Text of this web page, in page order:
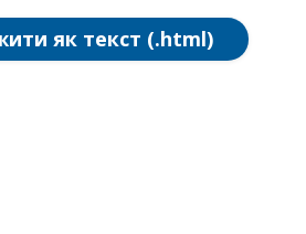
як текст (.html)